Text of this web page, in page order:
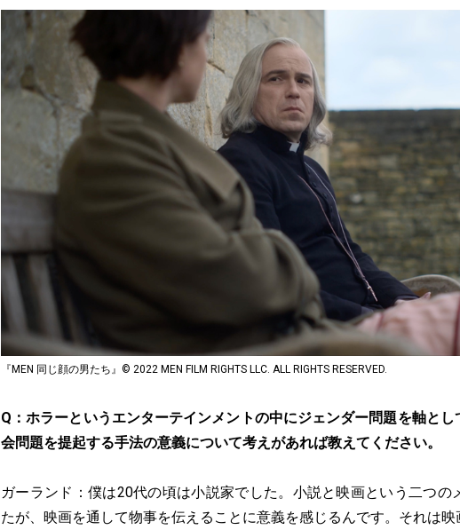
『MEN 同じ顔の男たち』© 2022 MEN FILM RIGHTS LLC. ALL RIGHTS RESERVED.
Q：ホラーというエンターテインメントの中にジェンダー問題を軸と
会問題を提起する手法の意義について考えがあれば教えてください。
ガーランド：僕は20代の頃は小説家でした。小説と映画という二つの
たが、映画を通して物事を伝えることに意義を感じるんです。それは